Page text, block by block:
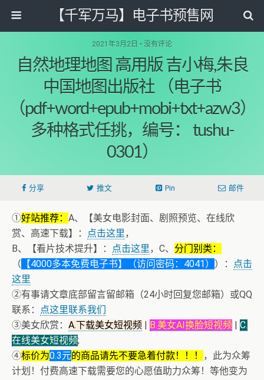
【千军万马】电子书预售网
2021年3月2日 • 没有评论
自然地理地图 高用版 吉小梅,朱良
中国地图出版社 （电子书
（pdf+word+epub+mobi+txt+azw3）
多种格式任挑，编号： tushu-
0301）
分享 推文 Pin 邮件
①好站推荐： A、【美女电影封面、剧照预览、在线欣
赏、高速下载】：
点击这里，
B、【看片技术提升】：
点击这里，C、 分门别类：
（ 【4000多本免费电子书】（访问密码：4041） ）：
点击
这里
②有事请文章底部留言留邮箱（24小时回复您邮箱）或QQ
联系：
点这里联系我们
③美女欣赏： A.下载美女短视频 | B.美女AI换脸短视频 | C.
在线美女短视频;
④标价为0.3元的商品请先不要急着付款！！！
，此为众筹
计划！付费高速下载需要您的心愿值助力众筹！等他变为